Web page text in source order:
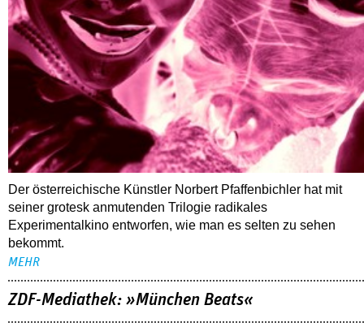
Der österreichische Künstler Norbert Pfaffenbichler hat mit
seiner grotesk anmutenden Trilogie radikales
Experimentalkino entworfen, wie man es selten zu sehen
bekommt.
MEHR
ZDF-Mediathek: »München Beats«